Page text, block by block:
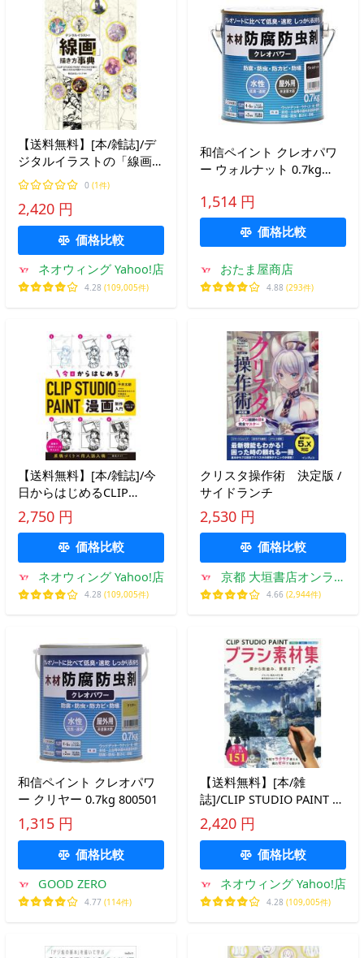
【送料無料】[本/雑誌]/デ
ジタルイラストの「線画」
描き方事典 CLIP STUDIO
PAINT PRO/EXで描く!線に
こだわる作画テクニック
93 (NEXT)/レミック/編著
0 (1件)
2,420 円
価格比較
ネオウィング Yahoo!店
4.28 (109,005件)
和信ペイント クレオパワ
ー ウォルナット 0.7kg
1,514 円
価格比較
おたま屋商店
4.88 (293件)
【送料無料】[本/雑誌]/今
日からはじめるCLIP
STUDIO PAINT漫画制作入
門/平井太朗/著
2,750 円
価格比較
ネオウィング Yahoo!店
4.28 (109,005件)
クリスタ操作術 決定版 /
サイドランチ
2,530 円
価格比較
京都 大垣書店オンライ
ン
4.66 (2,944件)
和信ペイント クレオパワ
ー クリヤー 0.7kg 800501
1,315 円
価格比較
GOOD ZERO
4.77 (114件)
【送料無料】[本/雑
誌]/CLIP STUDIO PAINT ブ
ラシ素材集 雲から街並
み、質感まゾウノセ/著
2,420 円
価格比較
ネオウィング Yahoo!店
4.28 (109,005件)